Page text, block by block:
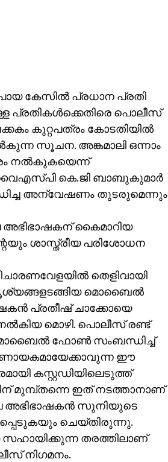
കേസില്‍ പ്രധാന പ്രതി
പൊലീസ്
കുറ്റപത്രം കോടതിയില്‍
സൂചന. അങ്കമാലി ഒന്നാം
നല്‍കുകയെന്ന്
കെ.ജി ബാബുകുമാര്‍
അന്വേഷണം തുടരുമെന്നും
അഭിഭാഷകന് കൈമാറിയ
ശാസ്ത്രീയ പരിശോധന
തെളിവായി
ദൃശ്യങ്ങളടങ്ങിയ മൊബൈല്‍
പ്രതീഷ് ചാക്കോയെ
മൊഴി. പൊലീസ് രണ്ട്
മൊബൈല്‍ ഫോണ്‍ സംബന്ധിച്ച്
ഈ
കസ്റ്റഡിയിലെടുത്ത്
മുമ്പ്തന്നെ ഇത് നടത്താനാണ്
അഭിഭാഷകന്‍ സുനിയുടെ
ചെയ്തിരുന്നു.
സഹായിക്കുന്ന തരത്തിലാണ്
നിഗമനം.